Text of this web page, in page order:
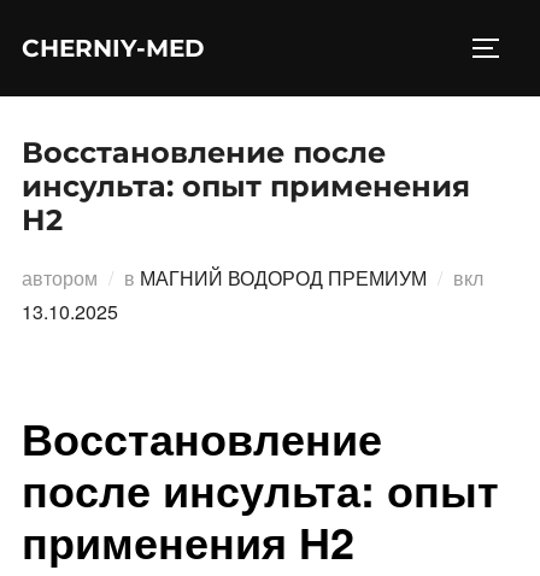
CHERNIY-MED
Восстановление после
инсульта: опыт применения
Н2
автором в МАГНИЙ ВОДОРОД ПРЕМИУМ вкл
13.10.2025
Восстановление
после инсульта: опыт
применения Н2